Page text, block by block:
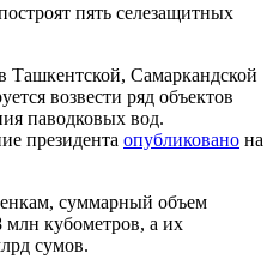
Ташкентской, Самаркандской
возвести ряд объектов
паводковых вод.
президента опубликовано на
суммарный объем
млн кубометров, а их
сумов.